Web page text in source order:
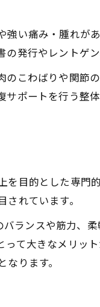
ポートする整体の
理のないリハビリ
とフォローアップ
い痛み・腫れが
発行やレントゲン
こわばりや関節
ポートを行う整
目的とした専門
れています。
ランスや筋力、
て大きなメリッ
ります。